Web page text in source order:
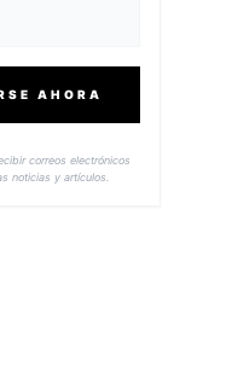
AHORA
correos electrónicos
noticias y artículos.